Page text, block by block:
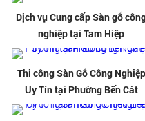
Dịch vụ Cung cấp Sàn gỗ
nghiệp tại Tam Hiệp
Thi công Sàn Gỗ Công Nghiệp
Uy Tín tại Phường Bến Cát